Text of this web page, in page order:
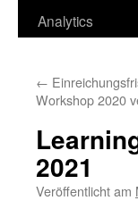
Analytics
←
Workshop 2020
2021
Veröffentlicht am